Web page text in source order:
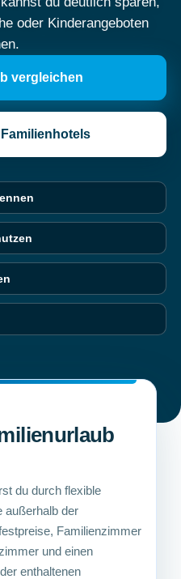
oder Kinderangeboten
vergleichen
du durch flexible
außerhalb der
Familienzimmer
und einen
enthaltenen